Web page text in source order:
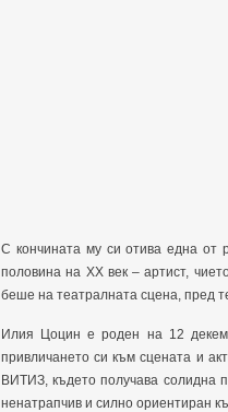
С кончината му си отива една от
половина на ХХ век – артист,
беше на театралната сцена, пред
Илия Цоцин е роден на 12
привличането си към сцената и
ВИТИЗ, където получава солидна
ненатрапчив и силно ориентиран